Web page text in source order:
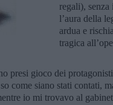
regali), senza
l’aura della
ardua e
tragica
presi gioco dei
come siano stati contati,
io mi trovavo al